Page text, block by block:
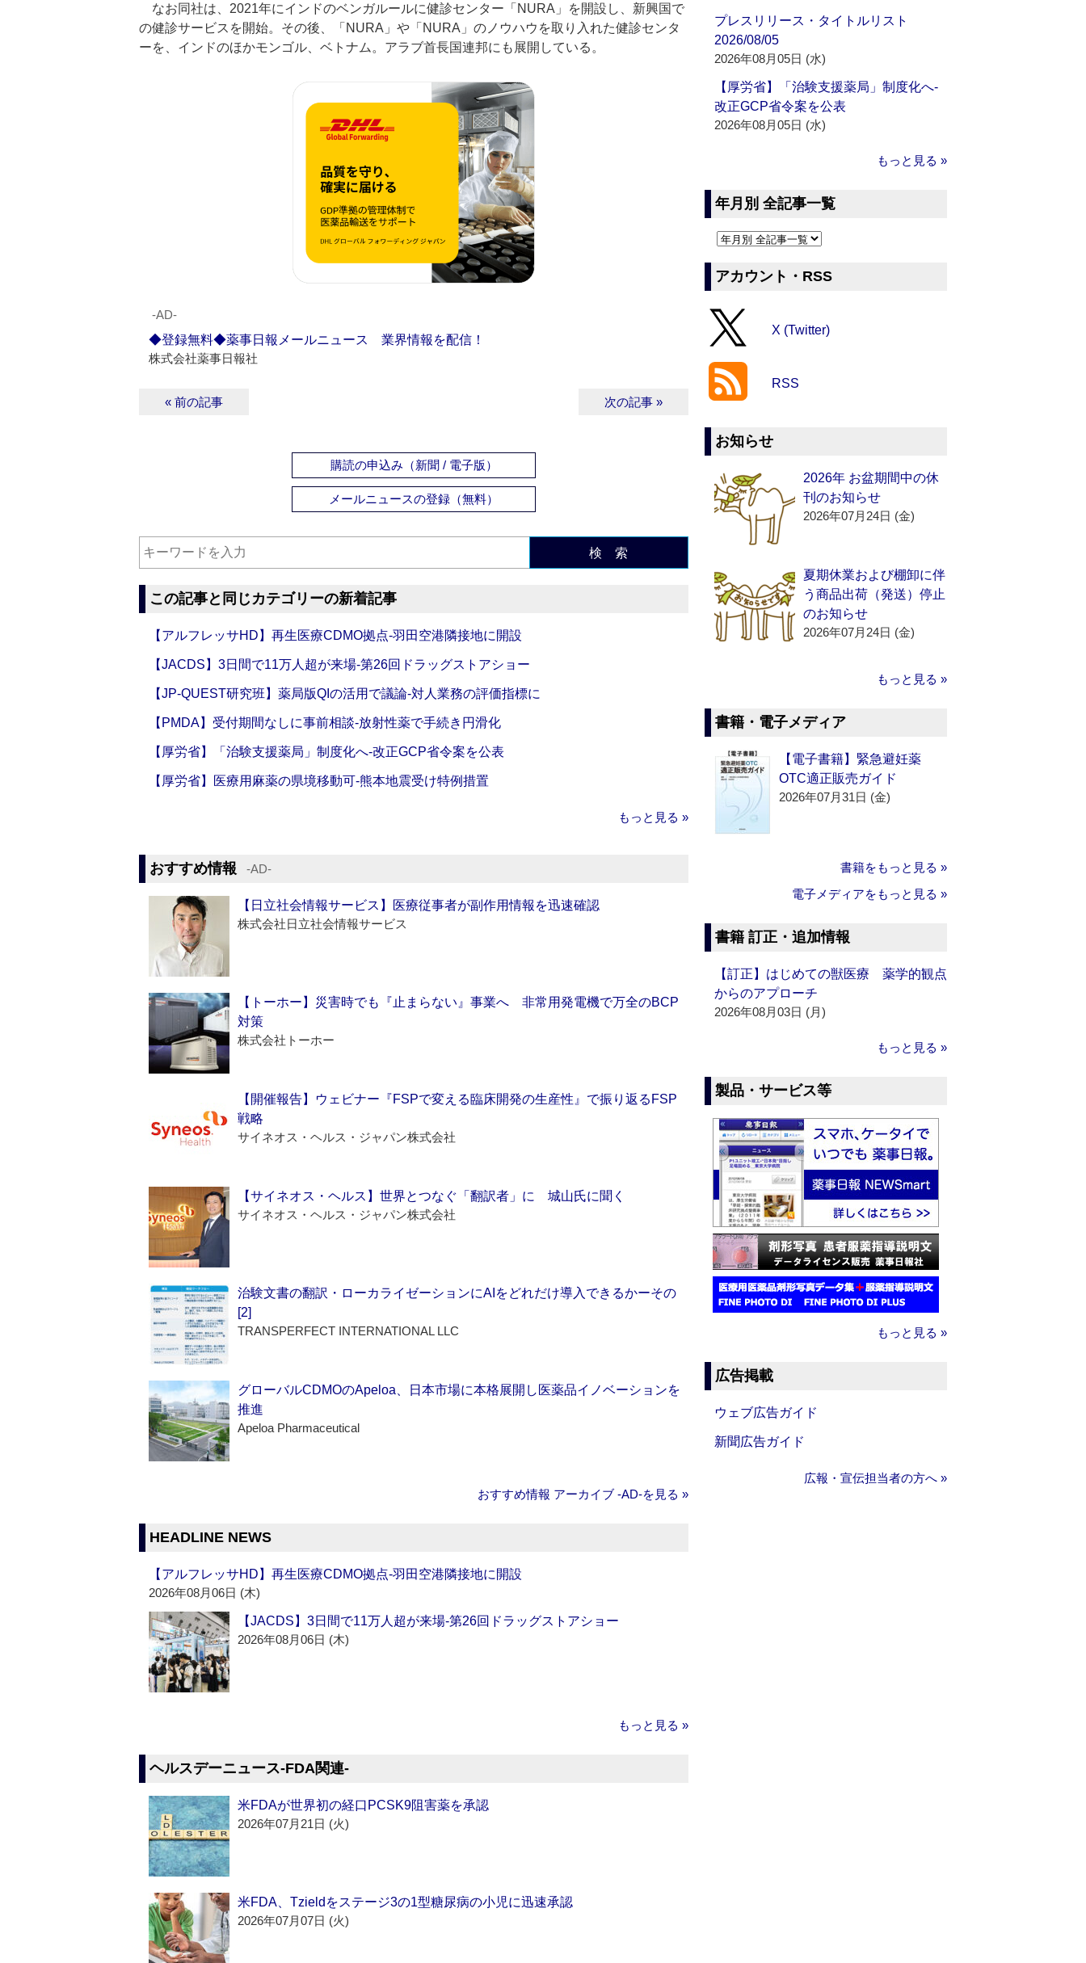
なお同社は、2021年にインドのベンガルールに健診センター「NURA」を開設し、新興国で
の健診サービスを開始。その後、「NURA」や「NURA」のノウハウを取り入れた健診センタ
ーを、インドのほかモンゴル、ベトナム。アラブ首長国連邦にも展開している。
‐AD‐
◆登録無料◆薬事日報メールニュース 業界情報を配信！
株式会社薬事日報社
« 前の記事 次の記事 »
購読の申込み（新聞 / 電子版）
メールニュースの登録（無料）
検 索
この記事と同じカテゴリーの新着記事
【アルフレッサHD】再生医療CDMO拠点‐羽田空港隣接地に開設
【JACDS】3日間で11万人超が来場‐第26回ドラッグストアショー
【JP-QUEST研究班】薬局版QIの活用で議論‐対人業務の評価指標に
【PMDA】受付期間なしに事前相談‐放射性薬で手続き円滑化
【厚労省】「治験支援薬局」制度化へ‐改正GCP省令案を公表
【厚労省】医療用麻薬の県境移動可‐熊本地震受け特例措置
もっと見る »
おすすめ情報 ‐AD‐
【日立社会情報サービス】医療従事者が副作用情報を迅速確認
株式会社日立社会情報サービス
【トーホー】災害時でも『止まらない』事業へ 非常用発電機で万全のBCP
対策
株式会社トーホー
【開催報告】ウェビナー『FSPで変える臨床開発の生産性』で振り返るFSP
戦略
サイネオス・ヘルス・ジャパン株式会社
【サイネオス・ヘルス】世界とつなぐ「翻訳者」に 城山氏に聞く
サイネオス・ヘルス・ジャパン株式会社
治験文書の翻訳・ローカライゼーションにAIをどれだけ導入できるかーその
[2]
TRANSPERFECT INTERNATIONAL LLC
グローバルCDMOのApeloa、日本市場に本格展開し医薬品イノベーションを
推進
Apeloa Pharmaceutical
おすすめ情報 アーカイブ ‐AD‐を見る »
HEADLINE NEWS
【アルフレッサHD】再生医療CDMO拠点‐羽田空港隣接地に開設
2026年08月06日 (木)
【JACDS】3日間で11万人超が来場‐第26回ドラッグストアショー
2026年08月06日 (木)
もっと見る »
ヘルスデーニュース‐FDA関連‐
米FDAが世界初の経口PCSK9阻害薬を承認
2026年07月21日 (火)
米FDA、Tzieldをステージ3の1型糖尿病の小児に迅速承認
2026年07月07日 (火)
プレスリリース・タイトルリスト
2026/08/05
2026年08月05日 (水)
【厚労省】「治験支援薬局」制度化へ‐
改正GCP省令案を公表
2026年08月05日 (水)
もっと見る »
年月別 全記事一覧
アカウント・RSS
X (Twitter)
RSS
お知らせ
2026年 お盆期間中の休
刊のお知らせ
2026年07月24日 (金)
夏期休業および棚卸に伴
う商品出荷（発送）停止
のお知らせ
2026年07月24日 (金)
もっと見る »
書籍・電子メディア
【電子書籍】緊急避妊薬
OTC適正販売ガイド
2026年07月31日 (金)
書籍をもっと見る »
電子メディアをもっと見る »
書籍 訂正・追加情報
【訂正】はじめての獣医療 薬学的観点
からのアプローチ
2026年08月03日 (月)
もっと見る »
製品・サービス等
もっと見る »
広告掲載
ウェブ広告ガイド
新聞広告ガイド
広報・宣伝担当者の方へ »